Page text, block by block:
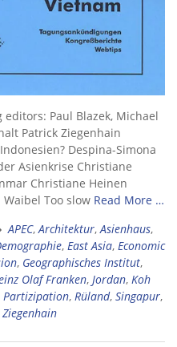
Paul Blazek, Michael
Patrick Ziegenhain
Despina-Simona
Asienkrise Christiane
Christiane Heinen
Too slow Read More …
APEC, Architektur, Asienhaus,
, East Asia, Economic
, Geographisches Institut,
Olaf Franken, Jordan, Koh
Partizipation, Rüland, Singapur,
Ziegenhain